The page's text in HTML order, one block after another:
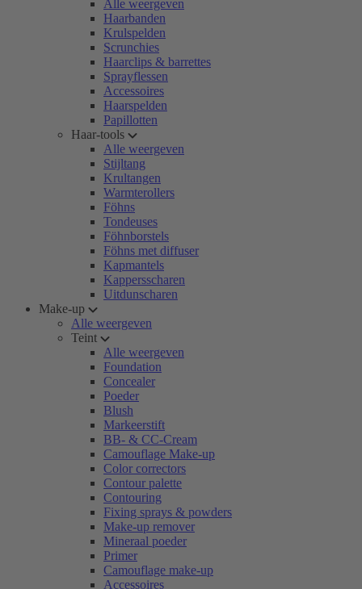
Alle weergeven
Haarbanden
Krulspelden
Scrunchies
Haarclips & barrettes
Sprayflessen
Accessoires
Haarspelden
Papillotten
Haar-tools
Alle weergeven
Stijltang
Krultangen
Warmterollers
Föhns
Tondeuses
Föhnborstels
Föhns met diffuser
Kapmantels
Kappersscharen
Uitdunscharen
Make-up
Alle weergeven
Teint
Alle weergeven
Foundation
Concealer
Poeder
Blush
Markeerstift
BB- & CC-Cream
Camouflage Make-up
Color correctors
Contour palette
Contouring
Fixing sprays & powders
Make-up remover
Mineraal poeder
Primer
Camouflage make-up
Accessoires